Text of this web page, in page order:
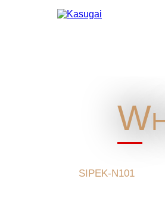
SIPEK-N101